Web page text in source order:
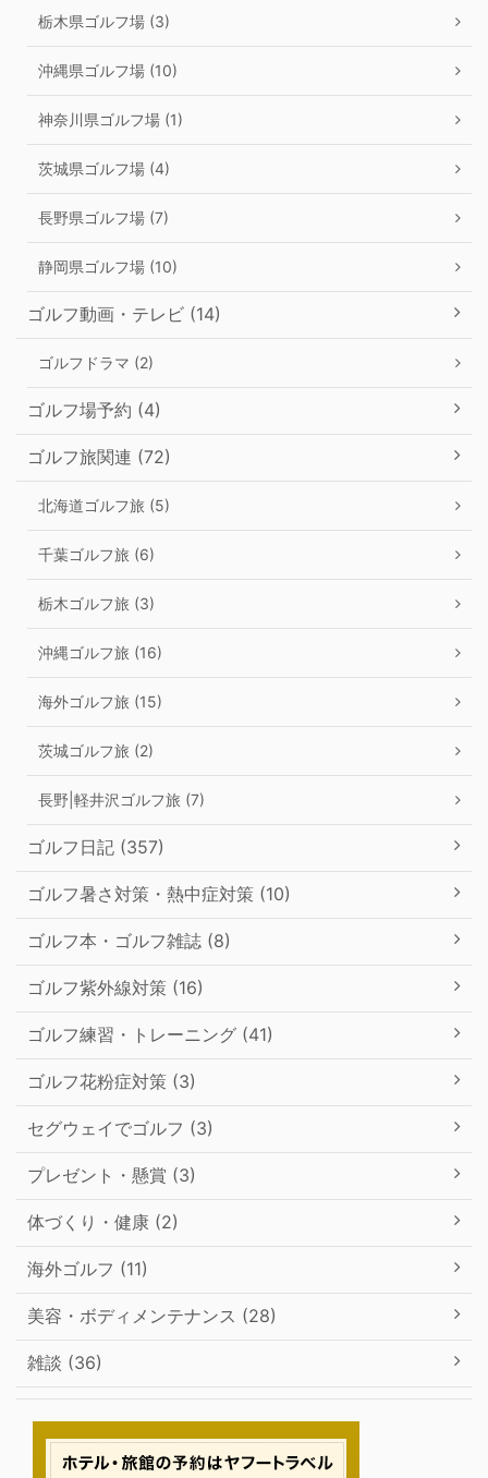
栃木県ゴルフ場 (3)
沖縄県ゴルフ場 (10)
神奈川県ゴルフ場 (1)
茨城県ゴルフ場 (4)
長野県ゴルフ場 (7)
静岡県ゴルフ場 (10)
ゴルフ動画・テレビ (14)
ゴルフドラマ (2)
ゴルフ場予約 (4)
ゴルフ旅関連 (72)
北海道ゴルフ旅 (5)
千葉ゴルフ旅 (6)
栃木ゴルフ旅 (3)
沖縄ゴルフ旅 (16)
海外ゴルフ旅 (15)
茨城ゴルフ旅 (2)
長野|軽井沢ゴルフ旅 (7)
ゴルフ日記 (357)
ゴルフ暑さ対策・熱中症対策 (10)
ゴルフ本・ゴルフ雑誌 (8)
ゴルフ紫外線対策 (16)
ゴルフ練習・トレーニング (41)
ゴルフ花粉症対策 (3)
セグウェイでゴルフ (3)
プレゼント・懸賞 (3)
体づくり・健康 (2)
海外ゴルフ (11)
美容・ボディメンテナンス (28)
雑談 (36)